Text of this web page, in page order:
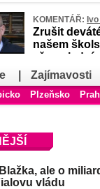
KOMENTÁŘ:
Zrušit
našem
až poslední
Zajímavosti
Plzeňsko
ale o
vládu